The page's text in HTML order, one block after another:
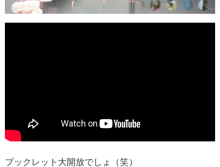
ブックレット大開放でしょ（笑）